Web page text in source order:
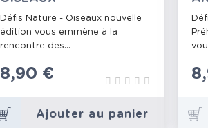
Défis Nature - Oiseaux nouvelle
édition vous emmène à la
rencontre des...
Prix
8,90 €
Ajouter au panier